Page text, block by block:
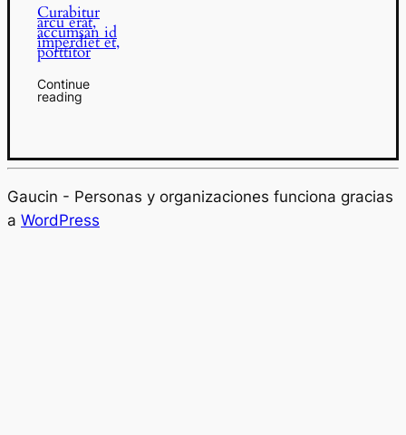
Curabitur
arcu erat,
accumsan id
imperdiet et,
porttitor
Continue
reading
Gaucin - Personas y organizaciones funciona gracias
a WordPress